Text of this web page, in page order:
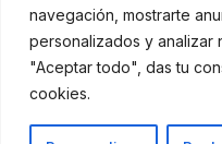
navegación, mostrarte
personalizados y analizar
"Aceptar todo", das tu
cookies.